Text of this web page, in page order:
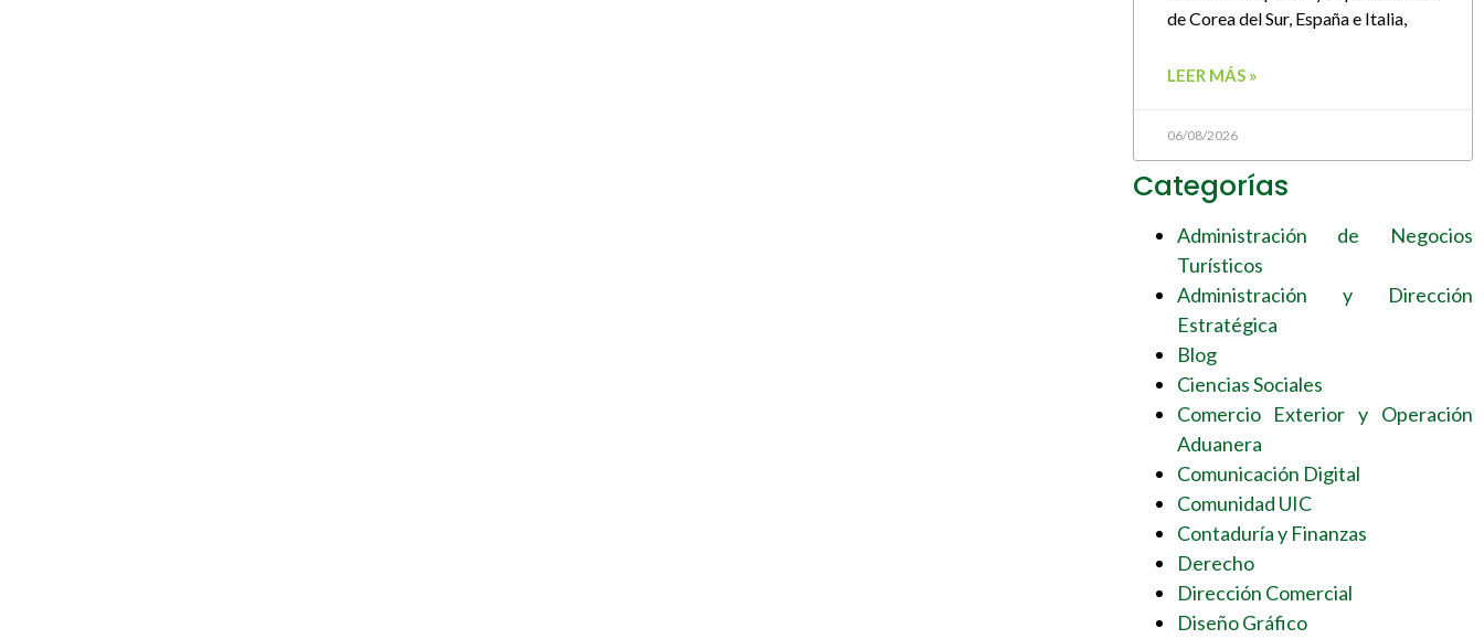
de Corea del Sur, España e Italia,
LEER MÁS »
06/08/2026
Categorías
Administración de Negocios
Turísticos
Administración y Dirección
Estratégica
Blog
Ciencias Sociales
Comercio Exterior y Operación
Aduanera
Comunicación Digital
Comunidad UIC
Contaduría y Finanzas
Derecho
Dirección Comercial
Diseño Gráfico